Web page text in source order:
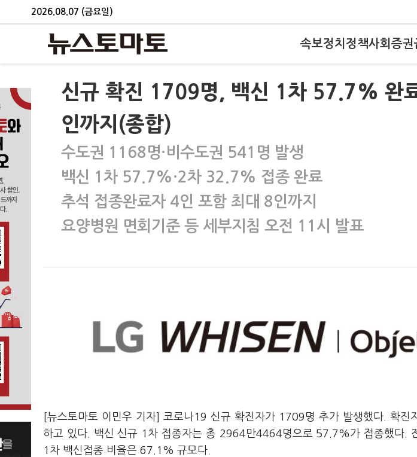
2026.08.07 (금요일)
속보정치 정책사회 증권
신규 확진 1709명, 백신 1차 57.7% 완
인까지(종합)
수도권 1168명·비수도권 541명 발생
백신 1차 57.7%·2차 32.7% 접종 완료
추석 접종완료자 4인 포함 최대 8인까지
요양병원 면회기준 등 세부지침 오전 11시 발표
[뉴스토마토 이민우 기자] 코로나19 신규 확진자가 1709명 추가 발생했다. 확진
하고 있다. 백신 신규 1차 접종자는 총 2964만4464명으로 57.7%가 접종했다.
1차 백신접종 비율은 67.1% 규모다.